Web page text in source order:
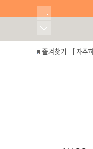
즐겨찾기 [ 자주